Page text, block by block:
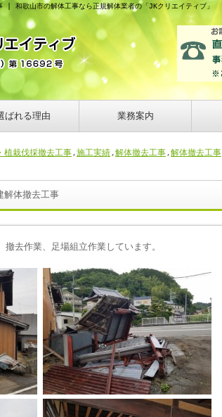
| 和歌山市の解体工事なら正規解体業者の「JKクリエイティブ」
ばれる理由 業務案内
植栽伐採撤去工事,施工実績,解体撤去工事,解体撤去工事
解体撤去工事
去作業、足場組立作業しています。